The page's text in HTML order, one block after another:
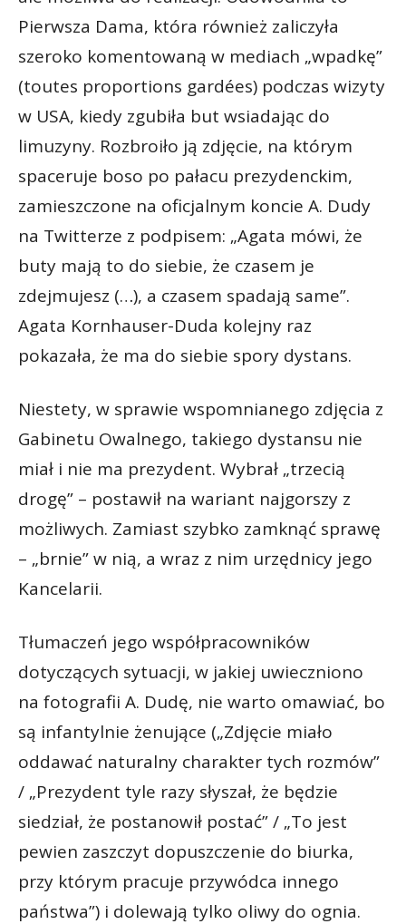
Pierwsza Dama, która również zaliczyła
szeroko komentowaną w mediach „wpadkę”
(toutes proportions gardées) podczas wizyty
w USA, kiedy zgubiła but wsiadając do
limuzyny. Rozbroiło ją zdjęcie, na którym
spaceruje boso po pałacu prezydenckim,
zamieszczone na oficjalnym koncie A. Dudy
na Twitterze z podpisem: „Agata mówi, że
buty mają to do siebie, że czasem je
zdejmujesz (…), a czasem spadają same”.
Agata Kornhauser-Duda kolejny raz
pokazała, że ma do siebie spory dystans.
Niestety, w sprawie wspomnianego zdjęcia z
Gabinetu Owalnego, takiego dystansu nie
miał i nie ma prezydent. Wybrał „trzecią
drogę” – postawił na wariant najgorszy z
możliwych. Zamiast szybko zamknąć sprawę
– „brnie” w nią, a wraz z nim urzędnicy jego
Kancelarii.
Tłumaczeń jego współpracowników
dotyczących sytuacji, w jakiej uwieczniono
na fotografii A. Dudę, nie warto omawiać, bo
są infantylnie żenujące („Zdjęcie miało
oddawać naturalny charakter tych rozmów”
/ „Prezydent tyle razy słyszał, że będzie
siedział, że postanowił postać” / „To jest
pewien zaszczyt dopuszczenie do biurka,
przy którym pracuje przywódca innego
państwa”) i dolewają tylko oliwy do ognia.